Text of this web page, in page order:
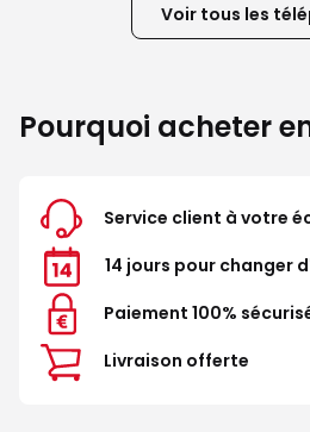
Voir tous les
Pourquoi acheter
Service client à votre
14 jours pour changer
Paiement 100%
Livraison offerte